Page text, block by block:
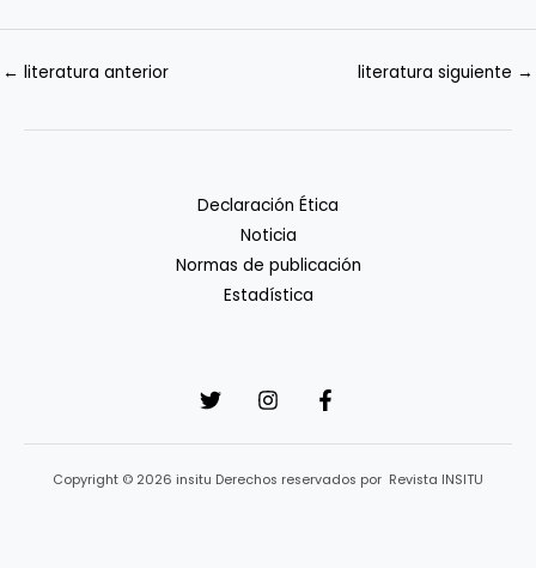
← literatura anterior literatura siguiente →
Declaración Ética
Noticia
Normas de publicación
Estadística
Copyright © 2026 insitu Derechos reservados por Revista INSITU